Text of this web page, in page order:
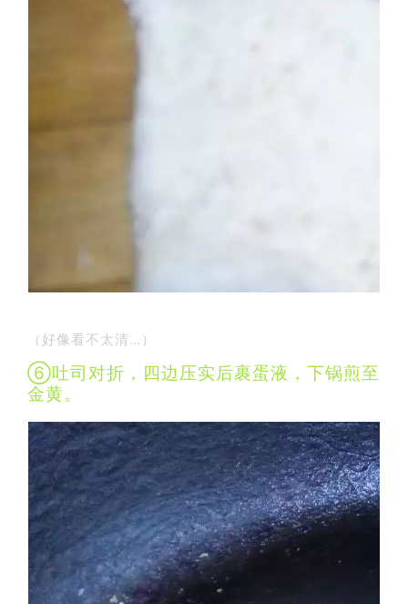
（好像看不太清…）
⑥吐司对折，四边压实后裹蛋液，下锅煎至
金黄。